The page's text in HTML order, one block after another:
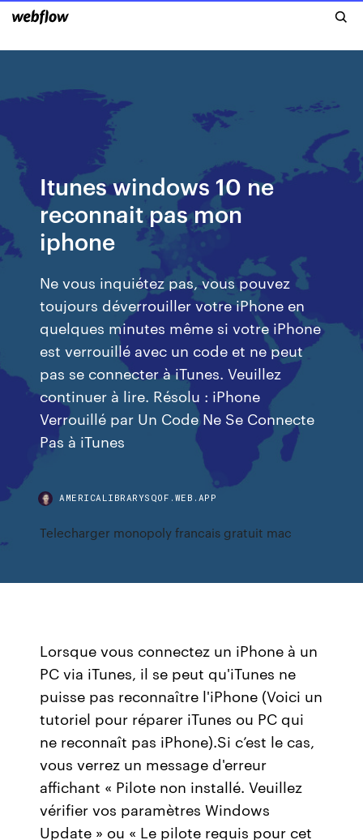
Itunes windows 10 ne
reconnait pas mon
iphone
Ne vous inquiétez pas, vous pouvez
toujours déverrouiller votre iPhone en
quelques minutes même si votre iPhone
est verrouillé avec un code et ne peut
pas se connecter à iTunes. Veuillez
continuer à lire. Résolu : iPhone
Verrouillé par Un Code Ne Se Connecte
Pas à iTunes
AMERICALIBRARYSQOF.WEB.APP
Telecharger monopoly francais gratuit mac
Lorsque vous connectez un iPhone à un
PC via iTunes, il se peut qu'iTunes ne
puisse pas reconnaître l'iPhone (Voici un
tutoriel pour réparer iTunes ou PC qui
ne reconnaît pas iPhone).Si c’est le cas,
vous verrez un message d'erreur
affichant « Pilote non installé. Veuillez
vérifier vos paramètres Windows
Update » ou « Le pilote requis pour cet